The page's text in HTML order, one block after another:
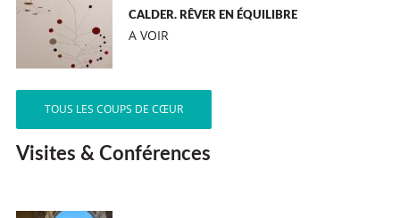
CALDER. RÊVER EN ÉQUILIBRE
A VOIR
TOUS LES COUPS DE CŒUR
Visites & Conférences